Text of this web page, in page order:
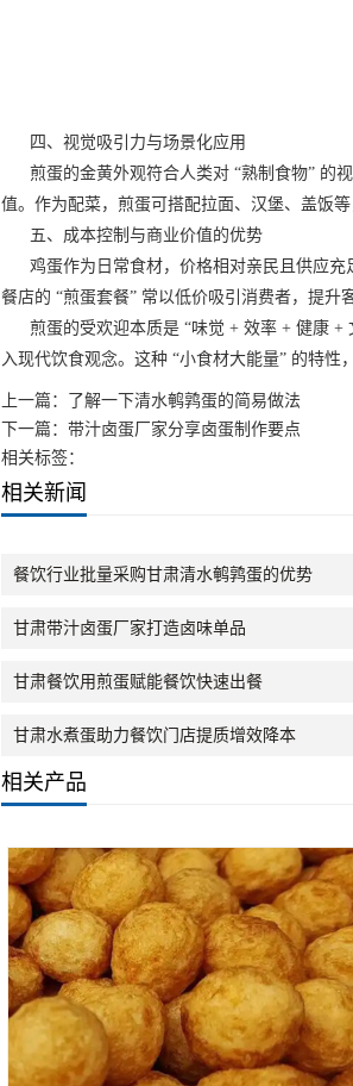
四、视觉吸引力与场景化应用
煎蛋的金黄外观符合人类对 “熟制食物” 的视
值。作为配菜，煎蛋可搭配拉面、汉堡、盖饭
五、成本控制与商业价值的优势
鸡蛋作为日常食材，价格相对亲民且供应充
餐店的 “煎蛋套餐” 常以低价吸引消费者，提升
煎蛋的受欢迎本质是 “味觉 + 效率 + 健康 +
入现代饮食观念。这种 “小食材大能量” 的特性
上一篇：
了解一下清水鹌鹑蛋的简易做法
下一篇： 带汁卤蛋厂家分享卤蛋制作要点
相关标签：
相关新闻
餐饮行业批量采购甘肃清水鹌鹑蛋的优势
甘肃带汁卤蛋厂家打造卤味单品
甘肃餐饮用煎蛋赋能餐饮快速出餐
甘肃水煮蛋助力餐饮门店提质增效降本
相关产品